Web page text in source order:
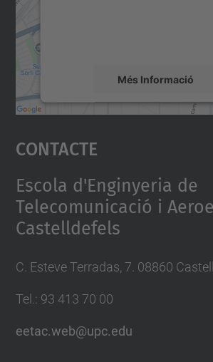
Més Informació
Accepta
powered by
Contacte
Escola d'Enginyeria de
Telecomunicació i
Castelldefels
C. Esteve Terradas, 7. 08860
Tel.: 93 413 70 00
eetac.web@upc.edu